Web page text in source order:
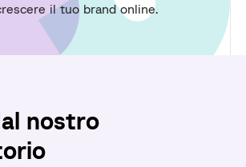
il tuo brand online.
nostro